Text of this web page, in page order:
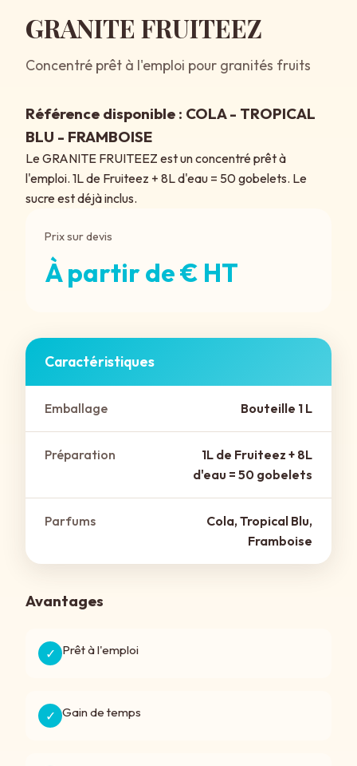
GRANITE FRUITEEZ
Concentré prêt à l'emploi pour granités fruits
Référence disponible : COLA - TROPICAL
BLU - FRAMBOISE
Le GRANITE FRUITEEZ est un concentré prêt à
l'emploi. 1L de Fruiteez + 8L d'eau = 50 gobelets. Le
sucre est déjà inclus.
Prix sur devis
À partir de € HT
Caractéristiques
Emballage Bouteille 1 L
Préparation
1L de Fruiteez + 8L
d'eau = 50 gobelets
Parfums
Cola, Tropical Blu,
Framboise
Avantages
✓ Prêt à l'emploi
✓ Gain de temps